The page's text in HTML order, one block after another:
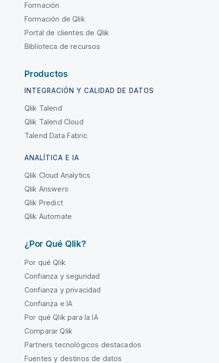
Formación
Formación de Qlik
Portal de clientes de Qlik
Biblioteca de recursos
Productos
INTEGRACIÓN Y CALIDAD DE DATOS
Qlik Talend
Qlik Talend Cloud
Talend Data Fabric
ANALÍTICA E IA
Qlik Cloud Analytics
Qlik Answers
Qlik Predict
Qlik Automate
¿Por Qué Qlik?
Por qué Qlik
Confianza y seguridad
Confianza y privacidad
Confianza e IA
Por qué Qlik para la IA
Comparar Qlik
Partners tecnológicos destacados
Fuentes y destinos de datos